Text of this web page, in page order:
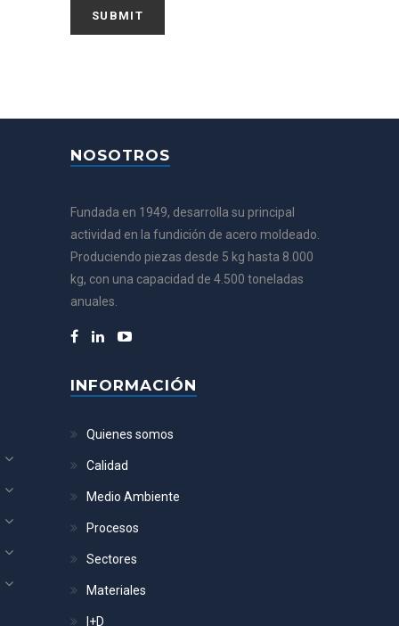
NOSOTROS
Fundada en 1949, desarrolla su principal
actividad en la fundición de acero moldeado.
Produciendo piezas desde 5 kg hasta 8.000
kg, con una capacidad de 4.500 toneladas
anuales.
INFORMACIÓN
Quienes somos
Calidad
Medio Ambiente
Procesos
Sectores
Materiales
I+D